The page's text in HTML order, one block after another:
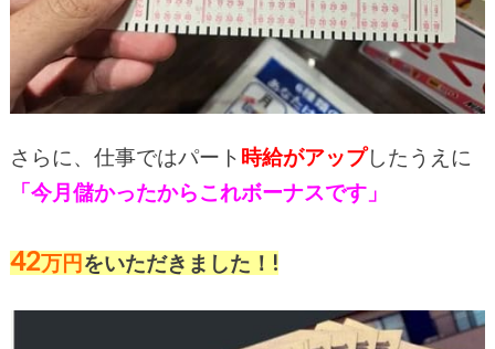
さらに、仕事ではパート 時給がアップしたうえに
「今月儲かったからこれボーナスです」
42万円をいただきました！!